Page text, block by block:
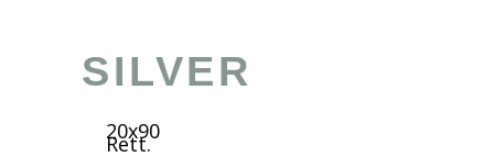
SILVER
20x90
Rett.